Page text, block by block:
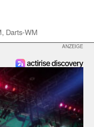
, Darts-WM